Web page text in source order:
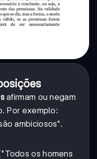
afirmam ou negam
Por exemplo:
ambiciosos".
os homens